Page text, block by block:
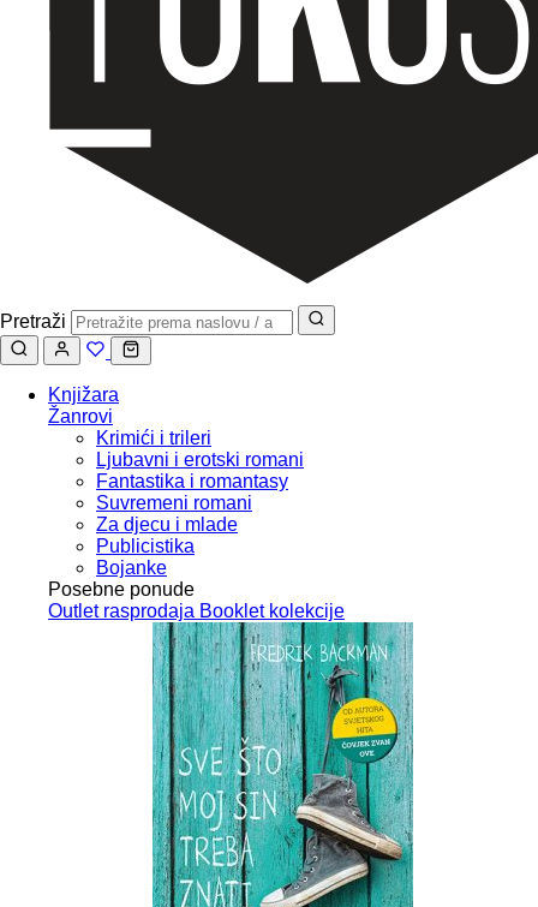
Pretraži
Knjižara
Žanrovi
Krimići i trileri
Ljubavni i erotski romani
Fantastika i romantasy
Suvremeni romani
Za djecu i mlade
Publicistika
Bojanke
Posebne ponude
Outlet rasprodaja Booklet kolekcije